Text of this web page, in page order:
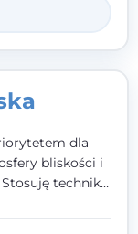
dla
bliskości i
techniki
metody,